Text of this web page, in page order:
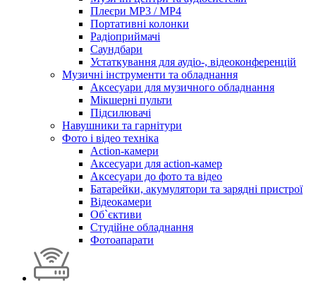
Плеєри MP3 / MP4
Портативні колонки
Радіоприймачі
Саундбари
Устаткування для аудіо-, відеоконференцій
Музичні інструменти та обладнання
Аксесуари для музичного обладнання
Мікшерні пульти
Підсилювачі
Навушники та гарнітури
Фото і відео техніка
Action-камери
Аксесуари для action-камер
Аксесуари до фото та відео
Батарейки, акумулятори та зарядні пристрої
Відеокамери
Об`єктиви
Студійне обладнання
Фотоапарати